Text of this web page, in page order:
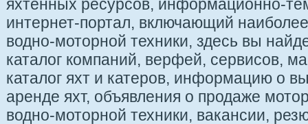
яхтенных ресурсов, информационно-
интернет-портал, включающий
водно-моторной техники, здесь вы
каталог компаний, верфей, сервисов,
каталог яхт и катеров, информацию о
аренде яхт, объявления о продаже
водно-моторной техники, вакансии,